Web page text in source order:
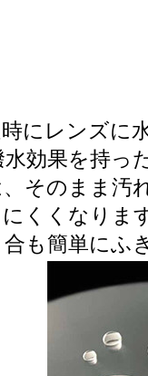
にレンズに
水効果を持っ
そのまま汚
くくなりま
合も簡単にふ